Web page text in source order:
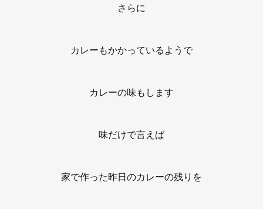
さらに
カレーもかかっているようで
カレーの味もします
味だけで言えば
家で作った昨日のカレーの残りを